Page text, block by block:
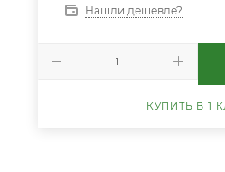
Нашли дешевле?
КУПИТЬ В 1